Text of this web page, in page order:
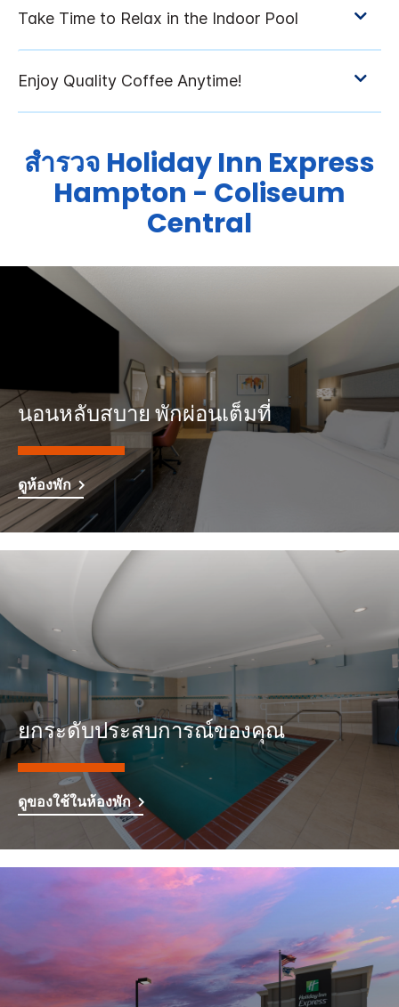
สำรวจ Holiday Inn Express
Hampton - Coliseum
Central
นอนหลับสบาย พักผ่อนเต็มที่
ดูห้องพัก
ยกระดับประสบการณ์ของคุณ
ดูของใช้ในห้องพัก